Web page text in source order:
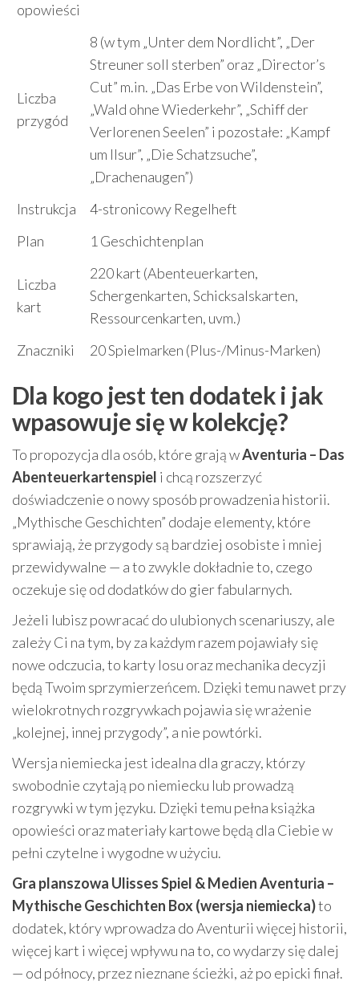
opowieści
Liczba
przygód
8 (w tym „Unter dem Nordlicht”, „Der
Streuner soll sterben” oraz „Director’s
Cut” m.in. „Das Erbe von Wildenstein”,
„Wald ohne Wiederkehr”, „Schiff der
Verlorenen Seelen” i pozostałe: „Kampf
um Ilsur”, „Die Schatzsuche”,
„Drachenaugen”)
Instrukcja
4-stronicowy Regelheft
Plan
1 Geschichtenplan
Liczba
kart
220 kart (Abenteuerkarten,
Schergenkarten, Schicksalskarten,
Ressourcenkarten, uvm.)
Znaczniki
20 Spielmarken (Plus-/Minus-Marken)
Dla kogo jest ten dodatek i jak
wpasowuje się w kolekcję?
To propozycja dla osób, które grają wAventuria – Das
Abenteuerkartenspiel i chcą rozszerzyć
doświadczenie o nowy sposób prowadzenia historii.
„Mythische Geschichten” dodaje elementy, które
sprawiają, że przygody są bardziej osobiste i mniej
przewidywalne — a to zwykle dokładnie to, czego
oczekuje się od dodatków do gier fabularnych.
Jeżeli lubisz powracać do ulubionych scenariuszy, ale
zależy Ci na tym, by za każdym razem pojawiały się
nowe odczucia, to karty losu oraz mechanika decyzji
będą Twoim sprzymierzeńcem. Dzięki temu nawet przy
wielokrotnych rozgrywkach pojawia się wrażenie
„kolejnej, innej przygody”, a nie powtórki.
Wersja niemiecka jest idealna dla graczy, którzy
swobodnie czytają po niemiecku lub prowadzą
rozgrywki w tym języku. Dzięki temu pełna książka
opowieści oraz materiały kartowe będą dla Ciebie w
pełni czytelne i wygodne w użyciu.
Gra planszowa Ulisses Spiel & Medien Aventuria –
Mythische Geschichten Box (wersja niemiecka)to
dodatek, który wprowadza do Aventurii więcej historii,
więcej kart i więcej wpływu na to, co wydarzy się dalej
— od północy, przez nieznane ścieżki, aż po epicki finał.